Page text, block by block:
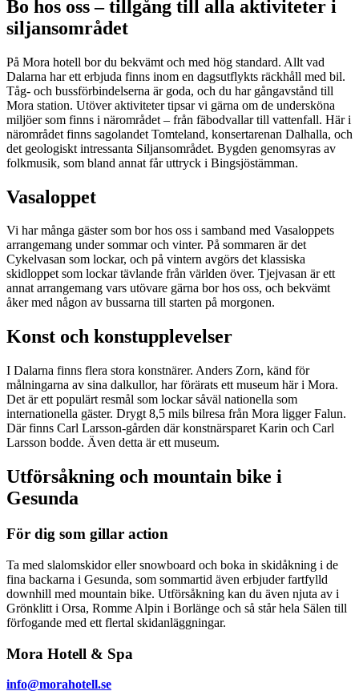
Bo hos oss – tillgång till alla aktiviteter i
siljansområdet
På Mora hotell bor du bekvämt och med hög standard. Allt vad
Dalarna har ett erbjuda finns inom en dagsutflykts räckhåll med bil.
Tåg- och bussförbindelserna är goda, och du har gångavstånd till
Mora station. Utöver aktiviteter tipsar vi gärna om de undersköna
miljöer som finns i närområdet – från fäbodvallar till vattenfall. Här i
närområdet finns sagolandet Tomteland, konsertarenan Dalhalla, och
det geologiskt intressanta Siljansområdet. Bygden genomsyras av
folkmusik, som bland annat får uttryck i Bingsjöstämman.
Vasaloppet
Vi har många gäster som bor hos oss i samband med Vasaloppets
arrangemang under sommar och vinter. På sommaren är det
Cykelvasan som lockar, och på vintern avgörs det klassiska
skidloppet som lockar tävlande från världen över. Tjejvasan är ett
annat arrangemang vars utövare gärna bor hos oss, och bekvämt
åker med någon av bussarna till starten på morgonen.
Konst och konstupplevelser
I Dalarna finns flera stora konstnärer. Anders Zorn, känd för
målningarna av sina dalkullor, har förärats ett museum här i Mora.
Det är ett populärt resmål som lockar såväl nationella som
internationella gäster. Drygt 8,5 mils bilresa från Mora ligger Falun.
Där finns Carl Larsson-gården där konstnärsparet Karin och Carl
Larsson bodde. Även detta är ett museum.
Utförsåkning och mountain bike i
Gesunda
För dig som gillar action
Ta med slalomskidor eller snowboard och boka in skidåkning i de
fina backarna i Gesunda, som sommartid även erbjuder fartfylld
downhill med mountain bike. Utförsåkning kan du även njuta av i
Grönklitt i Orsa, Romme Alpin i Borlänge och så står hela Sälen till
förfogande med ett flertal skidanläggningar.
Mora Hotell & Spa
info@morahotell.se